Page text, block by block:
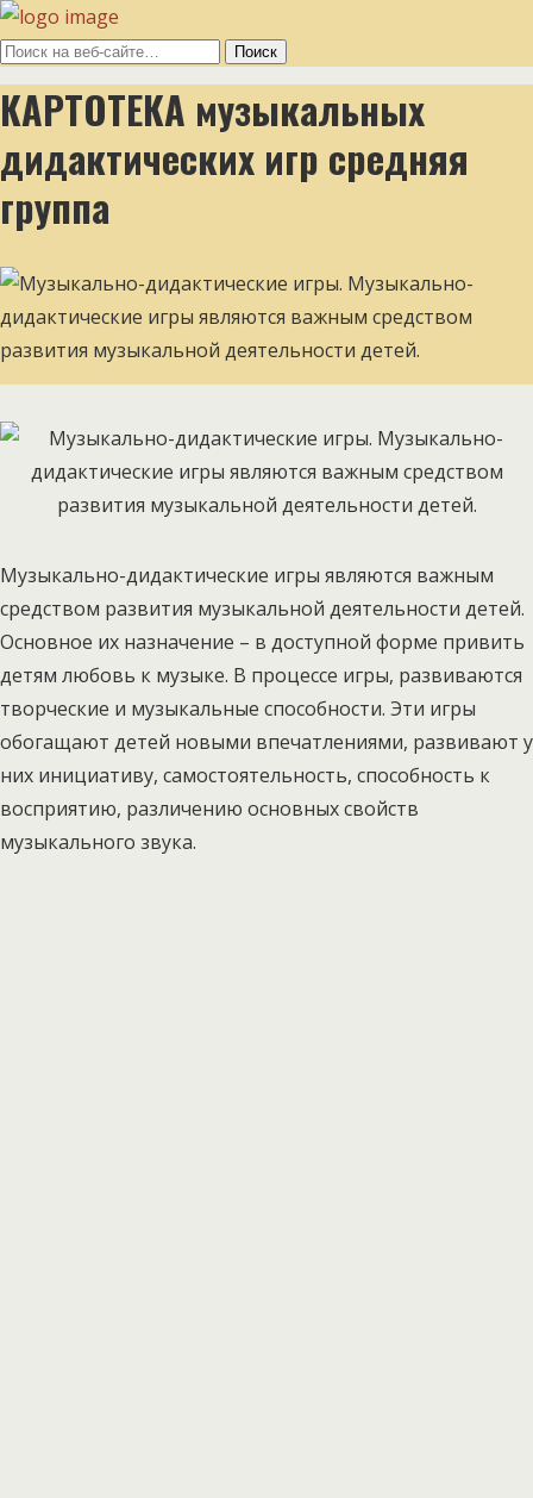
КАРТОТЕКА музыкальных
дидактических игр средняя
группа
Музыкально-дидактические игры являются важным
средством развития музыкальной деятельности детей.
Основное их назначение – в доступной форме привить
детям любовь к музыке. В процессе игры, развиваются
творческие и музыкальные способности. Эти игры
обогащают детей новыми впечатлениями, развивают у
них инициативу, самостоятельность, способность к
восприятию, различению основных свойств
музыкального звука.